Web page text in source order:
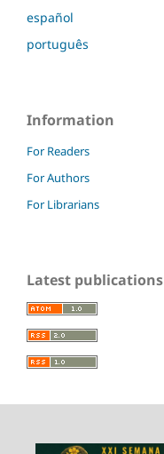
español
português
Information
For Readers
For Authors
For Librarians
Latest publications